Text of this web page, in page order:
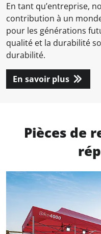
En tant qu’entreprise,
contribution à un
pour les générations
qualité et la durabilité
durabilité.
En savoir plus
Pièces de